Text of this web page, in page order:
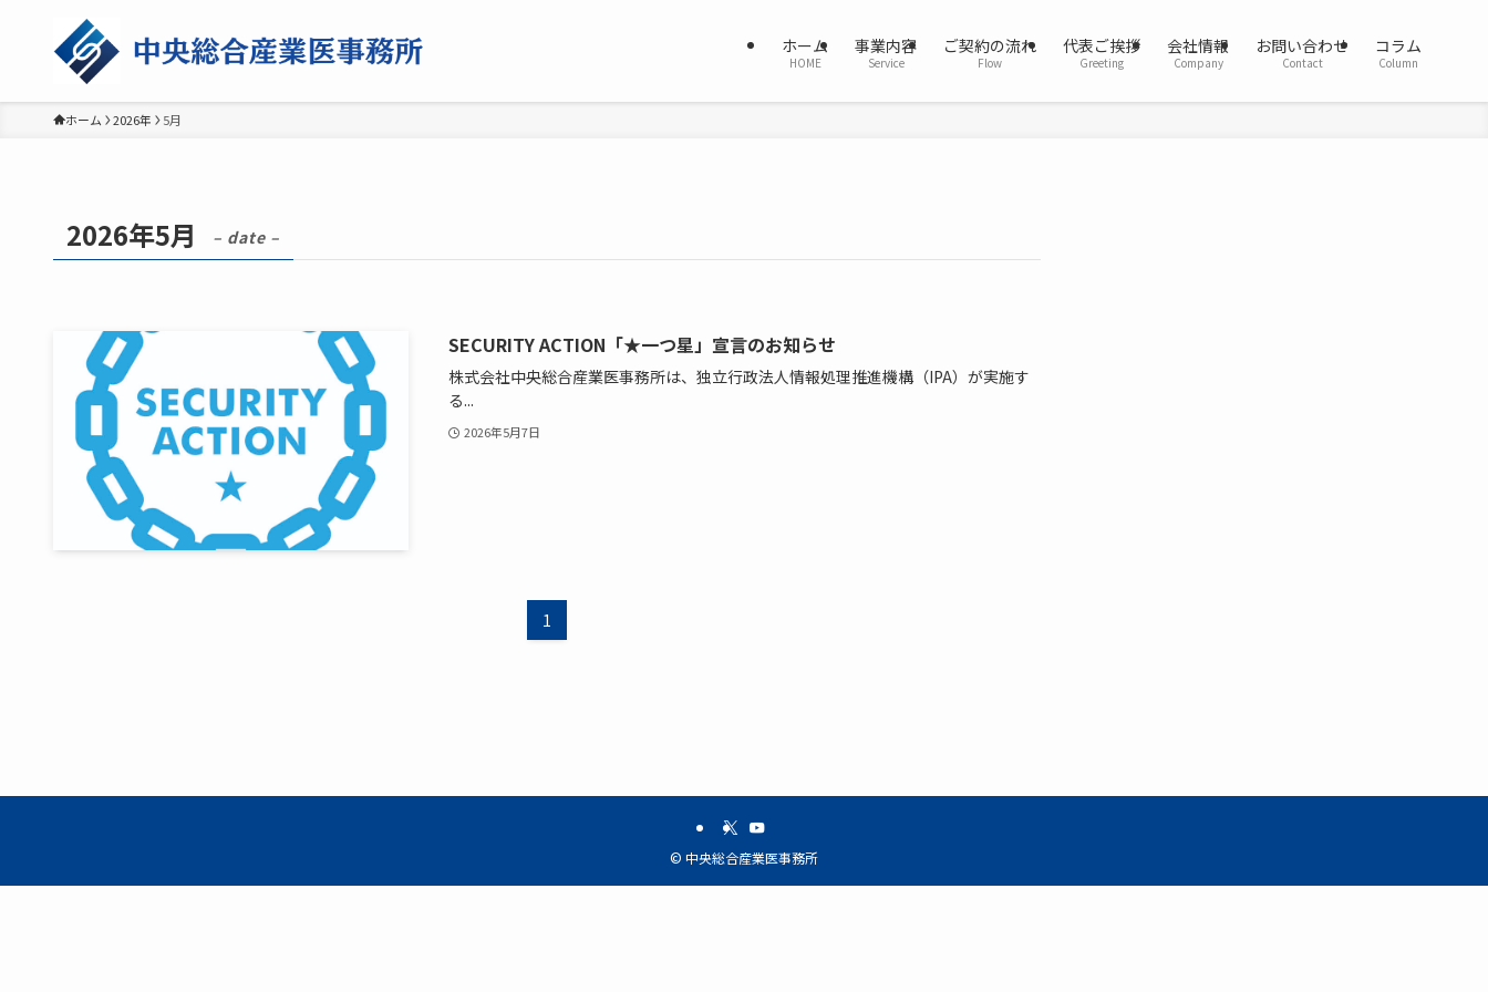
ホーム
HOME
事業内容
Service
ご契約の流れ
Flow
代表ご挨拶
Greeting
会社情報
Company
お問い合わせ
Contact
コラム
Column
ホーム 2026年 5月
2026年5月 – date –
SECURITY ACTION「★一つ星」宣言のお知らせ
株式会社中央総合産業医事務所は、独立行政法人情報処理推進機構（IPA）が実施す
る...
2026年5月7日
1
© 中央総合産業医事務所